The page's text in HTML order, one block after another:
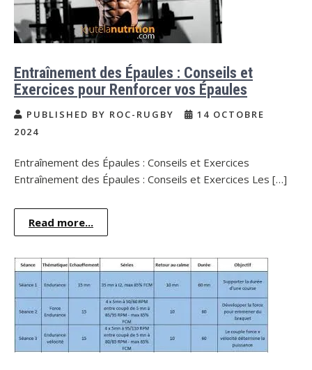
Entraînement des Épaules : Conseils et
Exercices pour Renforcer vos Épaules
PUBLISHED BY ROC-RUGBY
14 OCTOBRE
2024
Entraînement des Épaules : Conseils et Exercices
Entraînement des Épaules : Conseils et Exercices Les […]
Read more...